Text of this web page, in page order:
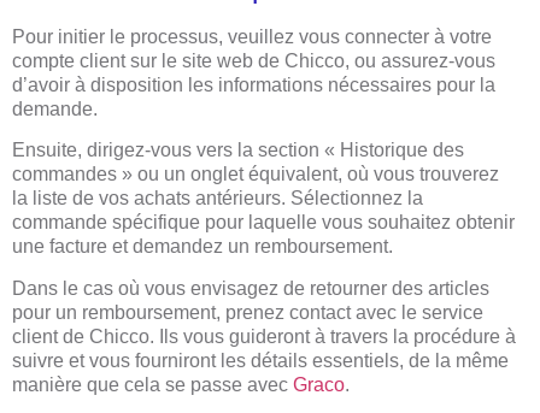
Pour initier le processus, veuillez vous connecter à votre
compte client sur le site web de Chicco, ou assurez-vous
d’avoir à disposition les informations nécessaires pour la
demande.
Ensuite, dirigez-vous vers la section « Historique des
commandes » ou un onglet équivalent, où vous trouverez
la liste de vos achats antérieurs. Sélectionnez la
commande spécifique pour laquelle vous souhaitez obtenir
une facture et demandez un remboursement.
Dans le cas où vous envisagez de retourner des articles
pour un remboursement, prenez contact avec le service
client de Chicco. Ils vous guideront à travers la procédure à
suivre et vous fourniront les détails essentiels, de la même
manière que cela se passe avec Graco.